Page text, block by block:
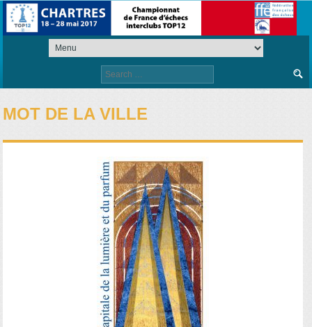
Search
for:
MOT DE LA VILLE